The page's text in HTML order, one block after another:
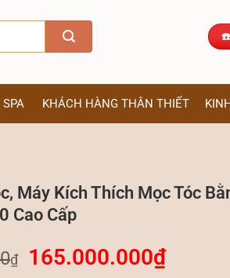
☎️
KHÁCH HÀNG THÂN THIẾT
Máy Kích Thích Mọc Tóc
Cao Cấp
₫ 165.000.000₫